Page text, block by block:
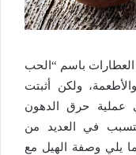
العطارات باسم “الحب
ولكن أثبتت
عملية حرق الدهون
في العديد من
يلي وصفة الهيل مع